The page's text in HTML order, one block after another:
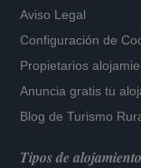
Aviso Legal
Configuración de
Propietarios
Anuncia gratis tu
Blog de Turismo
Tipos de